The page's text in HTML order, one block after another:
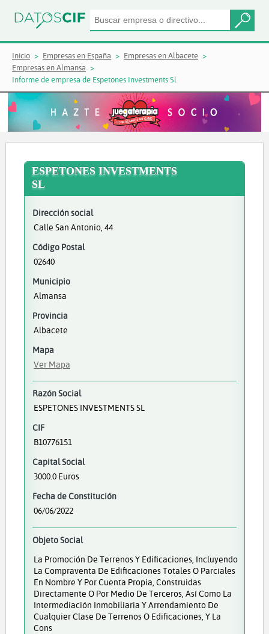
Inicio Empresas en España
Empresas en Albacete
Empresas en Almansa
Informe de empresa de Espetones Investments Sl
ESPETONES INVESTMENTS
SL
Dirección social
Calle San Antonio, 44
Código Postal
02640
Municipio
Almansa
Provincia
Albacete
Mapa
Ver Mapa
Razón Social
ESPETONES INVESTMENTS SL
CIF
B10776151
Capital Social
3000.0 Euros
Fecha de Constitución
06/06/2022
Objeto Social
La Promoción De Terrenos Y Edificaciones, Incluyendo
La Compraventa De Edificaciones Totales O Parciales
En Nombre Y Por Cuenta Propia, Construidas
Directamente O Por Medio De Terceros, Así Como La
Intermediación Inmobiliaria Y Arrendamiento De
Cualquier Clase De Terrenos O Edificaciones, Y La
Cons